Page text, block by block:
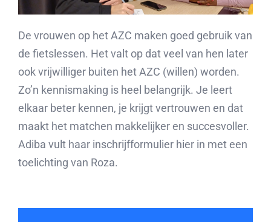
De vrouwen op het AZC maken goed gebruik van
de fietslessen. Het valt op dat veel van hen later
ook vrijwilliger buiten het AZC (willen) worden.
Zo’n kennismaking is heel belangrijk. Je leert
elkaar beter kennen, je krijgt vertrouwen en dat
maakt het matchen makkelijker en succesvoller.
Adiba vult haar inschrijfformulier hier in met een
toelichting van Roza.